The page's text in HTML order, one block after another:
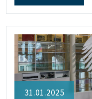
31.01.2025